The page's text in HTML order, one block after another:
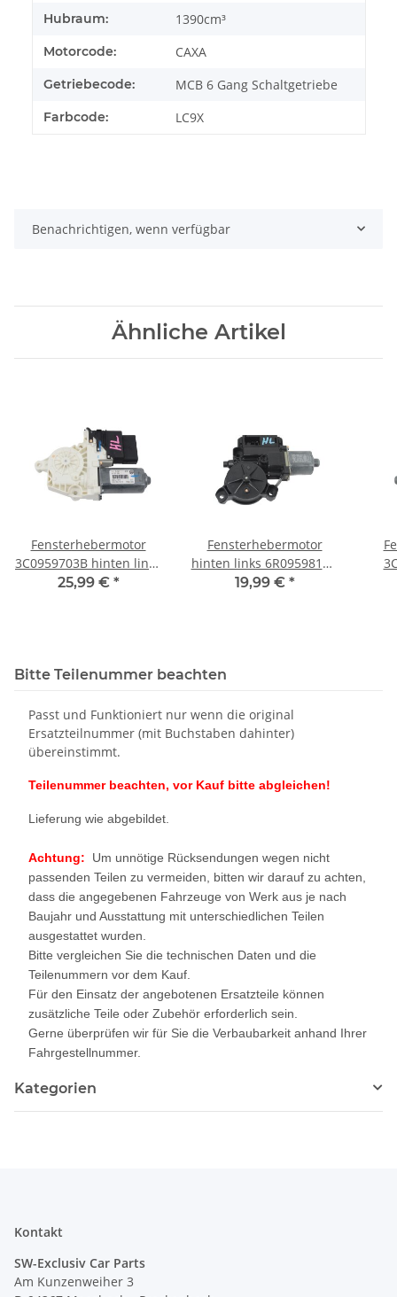
Hubraum: 1390cm³
Motorcode: CAXA
Getriebecode: MCB 6 Gang Schaltgetriebe
Farbcode: LC9X
Benachrichtigen, wenn verfügbar
Ähnliche Artikel
Fensterhebermotor
3C0959703B hinten links
VW Golf 6 Variant
25,99 € *
Fensterhebermotor
hinten links 6R0959811G
VW Polo 6R Motor Bosch
19,99 € *
Bitte Teilenummer beachten
Passt und Funktioniert nur wenn die original
Ersatzteilnummer (mit Buchstaben dahinter)
übereinstimmt.
Teilenummer beachten, vor Kauf bitte abgleichen!
Lieferung wie abgebildet.
Achtung: Um unnötige Rücksendungen wegen nicht
passenden Teilen zu vermeiden, bitten wir darauf zu achten,
dass die angegebenen Fahrzeuge von Werk aus je nach
Baujahr und Ausstattung mit unterschiedlichen Teilen
ausgestattet wurden.
Bitte vergleichen Sie die technischen Daten und die
Teilenummern vor dem Kauf.
Für den Einsatz der angebotenen Ersatzteile können
zusätzliche Teile oder Zubehör erforderlich sein.
Gerne überprüfen wir für Sie die Verbaubarkeit anhand Ihrer
Fahrgestellnummer.
Kategorien
Kontakt
SW-Exclusiv Car Parts
Am Kunzenweiher 3